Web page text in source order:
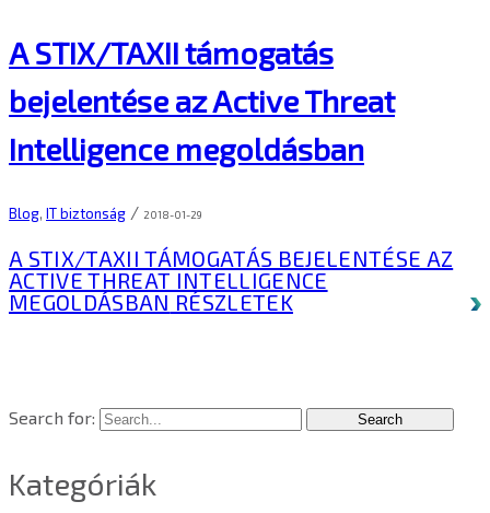
A STIX/TAXII támogatás
bejelentése az Active Threat
Intelligence megoldásban
Blog, IT biztonság / 2018-01-29
A STIX/TAXII TÁMOGATÁS BEJELENTÉSE AZ
ACTIVE THREAT INTELLIGENCE
MEGOLDÁSBAN RÉSZLETEK
Search for:
Kategóriák